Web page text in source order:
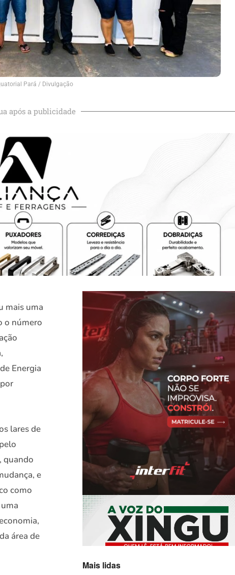
Pará / Divulgação
após a publicidade
mais uma
o número
Energia
lares de
quando
e
como
área de
Mais lidas